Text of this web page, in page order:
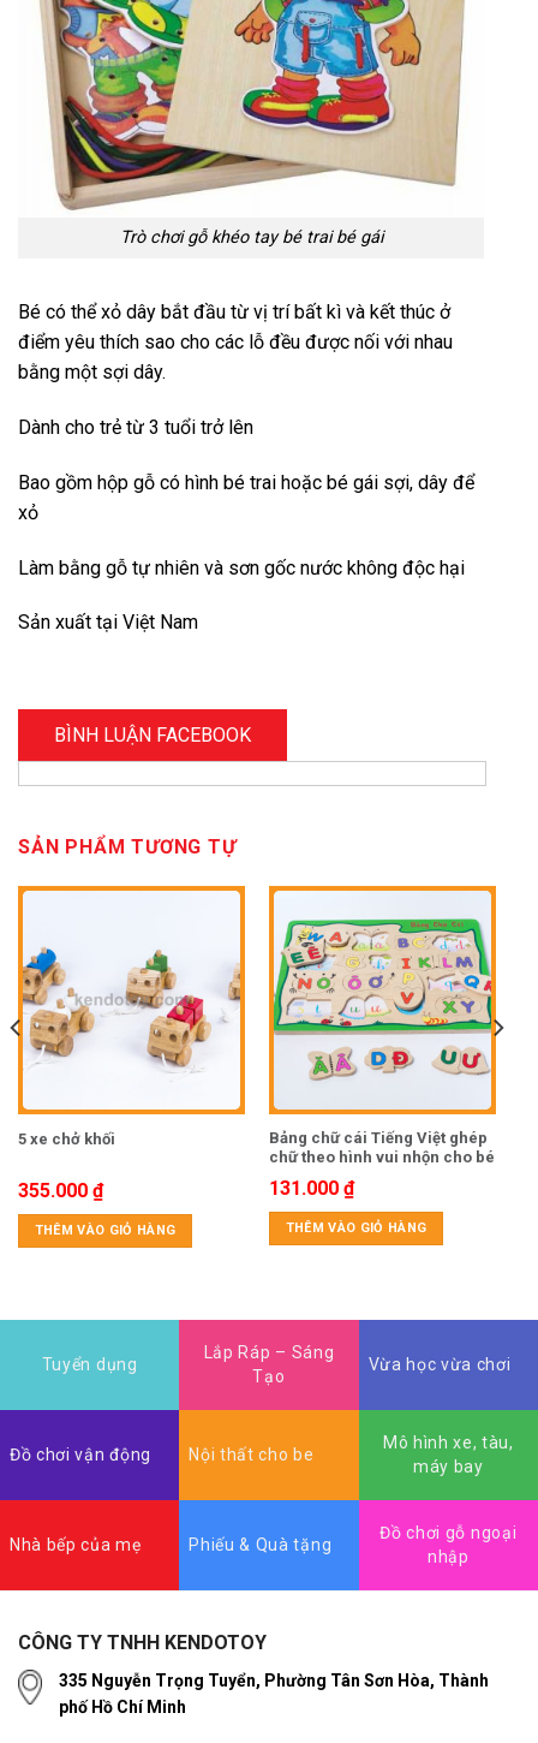
Trò chơi gỗ khéo tay bé trai bé gái
Bé có thể xỏ dây bắt đầu từ vị trí bất kì và kết thúc ở
điểm yêu thích sao cho các lỗ đều được nối với nhau
bằng một sợi dây.
Dành cho trẻ từ 3 tuổi trở lên
Bao gồm hộp gỗ có hình bé trai hoặc bé gái sợi, dây để
xỏ
Làm bằng gỗ tự nhiên và sơn gốc nước không độc hại
Sản xuất tại Việt Nam
BÌNH LUẬN FACEBOOK
SẢN PHẨM TƯƠNG TỰ
5 xe chở khối
355.000 ₫
THÊM VÀO GIỎ HÀNG
Bảng chữ cái Tiếng Việt ghép
chữ theo hình vui nhộn cho bé
131.000 ₫
THÊM VÀO GIỎ HÀNG
Tuyển dụng
Lắp Ráp – Sáng
Tạo
Vừa học vừa chơi
Đồ chơi vận động Nội thất cho be
Mô hình xe, tàu,
máy bay
Nhà bếp của mẹ Phiếu & Quà tặng
Đồ chơi gỗ ngoại
nhập
CÔNG TY TNHH KENDOTOY
335 Nguyễn Trọng Tuyển, Phường Tân Sơn Hòa, Thành
phố Hồ Chí Minh